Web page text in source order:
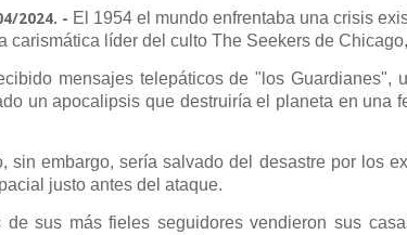
2024. - El 1954 el mundo enfrentaba una crisis
carismática líder del culto The Seekers de
mensajes telepáticos de "los Guardianes",
un apocalipsis que destruiría el planeta en una
sin embargo, sería salvado del desastre por los
justo antes del ataque.
de sus más fieles seguidores vendieron sus